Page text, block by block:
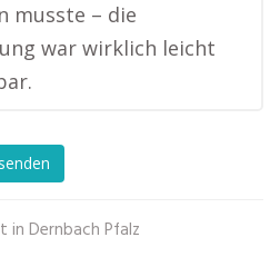
musste – die
war wirklich leicht
in Dernbach Pfalz